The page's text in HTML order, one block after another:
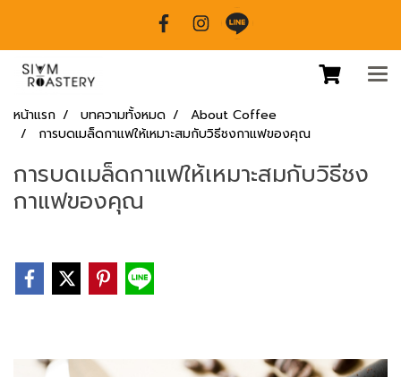
หน้าแรก บทความทั้งหมด
About Coffee
การบดเมล็ดกาแฟให้เหมาะสมกับวิธีชงกาแฟของคุณ
การบดเมล็ดกาแฟให้เหมาะสมกับวิธีชง
กาแฟของคุณ